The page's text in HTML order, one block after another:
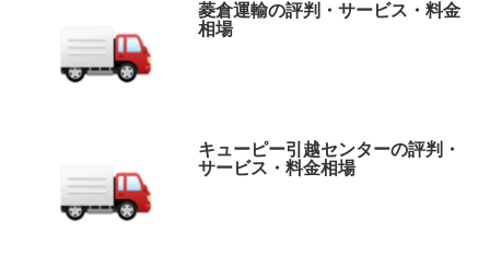
菱倉運輸の評判・サービス・料金
相場
キューピー引越センターの評判・
サービス・料金相場